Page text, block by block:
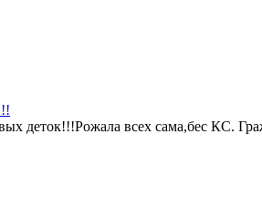
деток!!!Рожала всех сама,бес КС.